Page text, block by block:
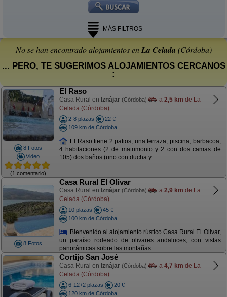
MÁS FILTROS
No se han encontrado alojamientos enLa Celada (Córdoba)
... PERO, TE SUGERIMOS ALOJAMIENTOS CERCANOS
:
8 Fotos
Video
(1 comentario)
El Raso
Casa Rural en Iznájar (Córdoba) a 2,5 km de La
Celada (Córdoba)
2-8 plazas
22 €
109 km de Córdoba
El Raso tiene 2 patios, una terraza, piscina, barbacoa,
4 habitaciones (2 de matrimonio y 2 con dos camas de
105) dos baños (uno con ducha y ...
8 Fotos
Casa Rural El Olivar
Casa Rural en Iznájar (Córdoba) a 2,9 km de La
Celada (Córdoba)
10 plazas
45 €
100 km de Córdoba
Bienvenido al alojamiento rústico Casa Rural El Olivar,
un paraíso rodeado de olivares andaluces, con vistas
panorámicas sobre las montañas ...
Cortijo San José
Casa Rural en Iznájar (Córdoba) a 4,7 km de La
Celada (Córdoba)
6-12+2 plazas
20 €
120 km de Córdoba